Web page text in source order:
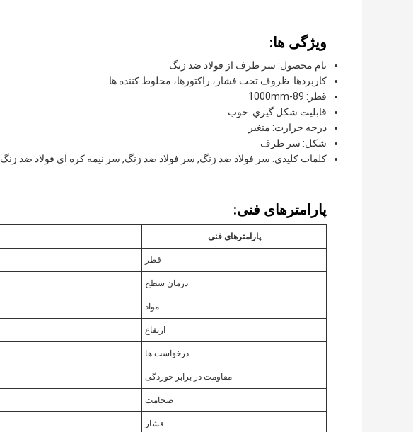
ویژگی ها:
نام محصول: سر ظرف از فولاد ضد زنگ
کاربردها: ظروف تحت فشار، راکتورها، مخلوط کننده ها
قطر: 89-1000mm
قابليت شکل گيري: خوب
درجه حرارت: متغیر
شکل: سر ظرف
کلمات کلیدی: سر فولاد ضد زنگ, سر فولاد ضد زنگ, سر نیمه کره ای فولاد ضد زنگ
پارامترهای فنی:
پارامترهای فنی
قطر
درمان سطح
مواد
ارتفاع
درخواست ها
مقاومت در برابر خوردگی
ضخامت
فشار